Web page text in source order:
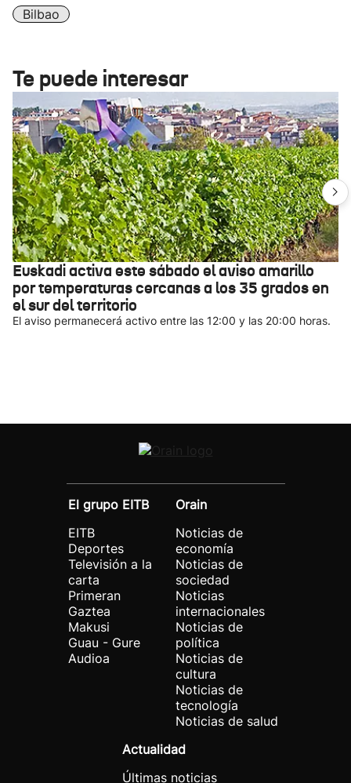
Bilbao
Te puede interesar
Euskadi activa este sábado el aviso amarillo
por temperaturas cercanas a los 35 grados en
el sur del territorio
El aviso permanecerá activo entre las 12:00 y las 20:00 horas.
El grupo EITB
EITB
Deportes
Televisión a la
carta
Primeran
Gaztea
Makusi
Guau - Gure
Audioa
Orain
Noticias de
economía
Noticias de
sociedad
Noticias
internacionales
Noticias de
política
Noticias de
cultura
Noticias de
tecnología
Noticias de salud
Actualidad
Últimas noticias